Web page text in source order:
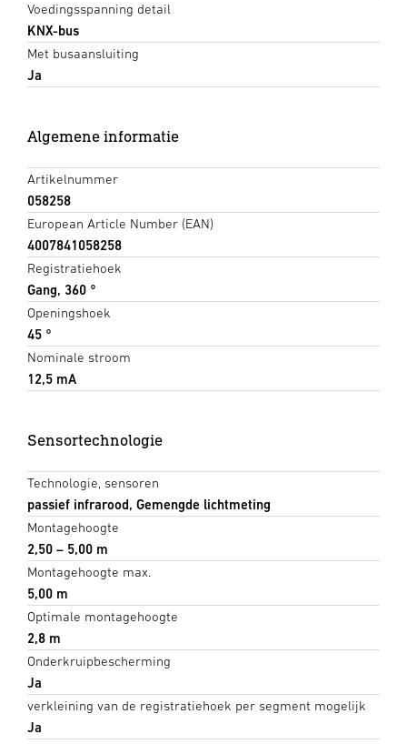
Voedingsspanning detail
KNX-bus
Met busaansluiting
Ja
Algemene informatie
Artikelnummer
058258
European Article Number (EAN)
4007841058258
Registratiehoek
Gang, 360 °
Openingshoek
45 °
Nominale stroom
12,5 mA
Sensortechnologie
Technologie, sensoren
passief infrarood, Gemengde lichtmeting
Montagehoogte
2,50 – 5,00 m
Montagehoogte max.
5,00 m
Optimale montagehoogte
2,8 m
Onderkruipbescherming
Ja
verkleining van de registratiehoek per segment mogelijk
Ja